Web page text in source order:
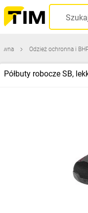
Odzież ochronna i
Półbuty robocze SB,